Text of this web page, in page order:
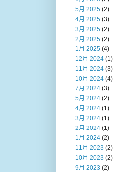
5月 2025 (2)
4月 2025 (3)
3月 2025 (2)
2月 2025 (2)
1月 2025 (4)
12月 2024 (1)
11月 2024 (3)
10月 2024 (4)
7月 2024 (3)
5月 2024 (2)
4月 2024 (1)
3月 2024 (1)
2月 2024 (1)
1月 2024 (2)
11月 2023 (2)
10月 2023 (2)
9月 2023 (2)